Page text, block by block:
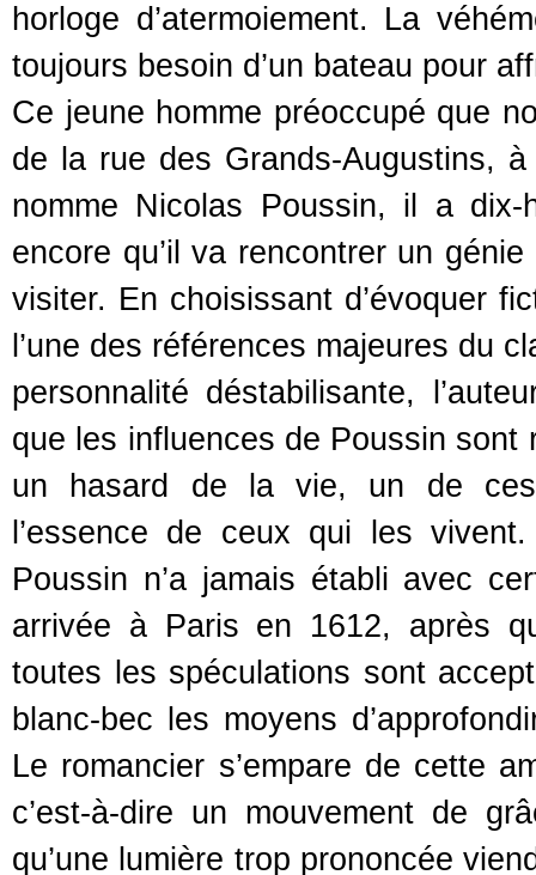
horloge d’atermoiement. La
toujours besoin d’un bateau pour
Ce jeune homme préoccupé que
de la rue des Grands-Augustins,
nomme Nicolas Poussin, il a
encore qu’il va rencontrer un
visiter. En choisissant d’évoquer
l’une des références majeures du
personnalité déstabilisante,
que les influences de Poussin sont
un hasard de la vie, un de ces
l’essence de ceux qui les
Poussin n’a jamais établi avec
arrivée à Paris en 1612, après
toutes les spéculations sont
blanc-bec les moyens
Le romancier s’empare de cette
c’est-à-dire un mouvement de
qu’une lumière trop prononcée